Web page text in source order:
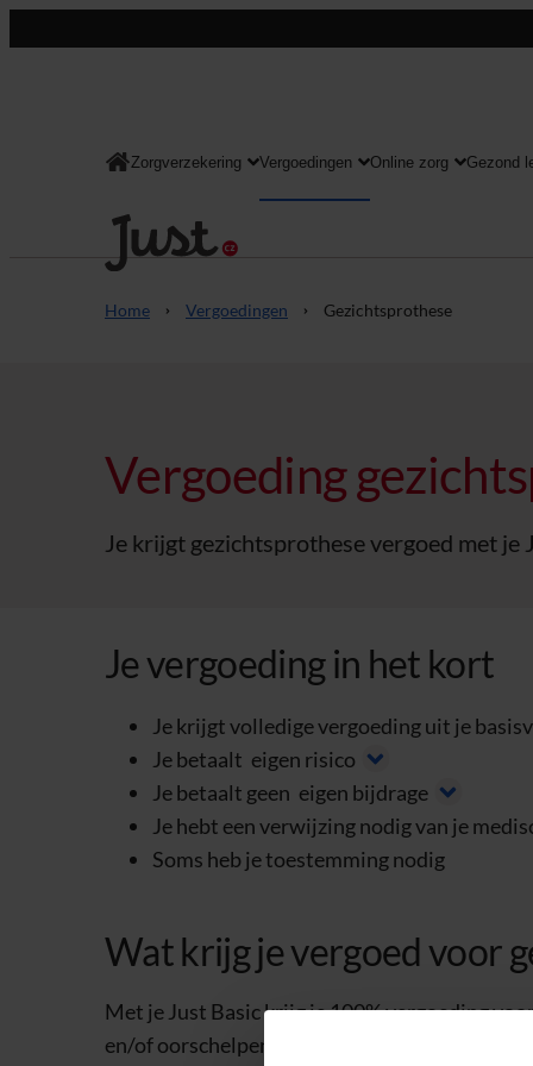
Consument
Zorgverzekering Vergoedingen Online zorg Gezond
Home Vergoedingen Gezichtsprothese
Vergoeding
Je krijgt gezichtsprothese vergoed met je
Je vergoeding in het kort
Je krijgt volledige vergoeding uit je
Je betaalt eigen risico
Je betaalt geen eigen bijdrage
Je hebt een verwijzing nodig van je
Soms heb je toestemming nodig
Wat krijg je vergoed voor
Met je Just Basic krijg je 100% vergoeding
en/of oorschelpen. Je krijgt ook de